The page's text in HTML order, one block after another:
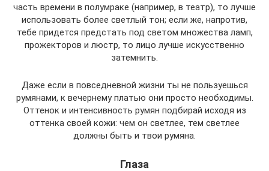
часть времени в полумраке (например, в театр), то лучше
использовать более светлый тон; если же, напротив,
тебе придется предстать под светом множества ламп,
прожекторов и люстр, то лицо лучше искусственно
затемнить.
Даже если в повседневной жизни ты не пользуешься
румянами, к вечернему платью они просто необходимы.
Оттенок и интенсивность румян подбирай исходя из
оттенка своей кожи: чем он светлее, тем светлее
должны быть и твои румяна.
Глаза